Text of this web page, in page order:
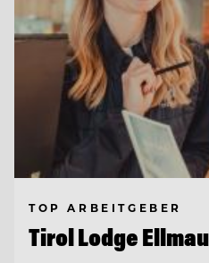
TOP ARBEITGEBER
Tirol Lodge Ellmau